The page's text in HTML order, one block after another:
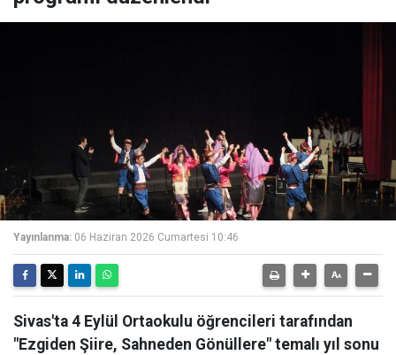
Yayınlanma: 06 Haziran 2026 Cumartesi 10:46
Sivas'ta 4 Eylül Ortaokulu öğrencileri tarafından
"Ezgiden Şiire, Sahneden Gönüllere" temalı yıl sonu